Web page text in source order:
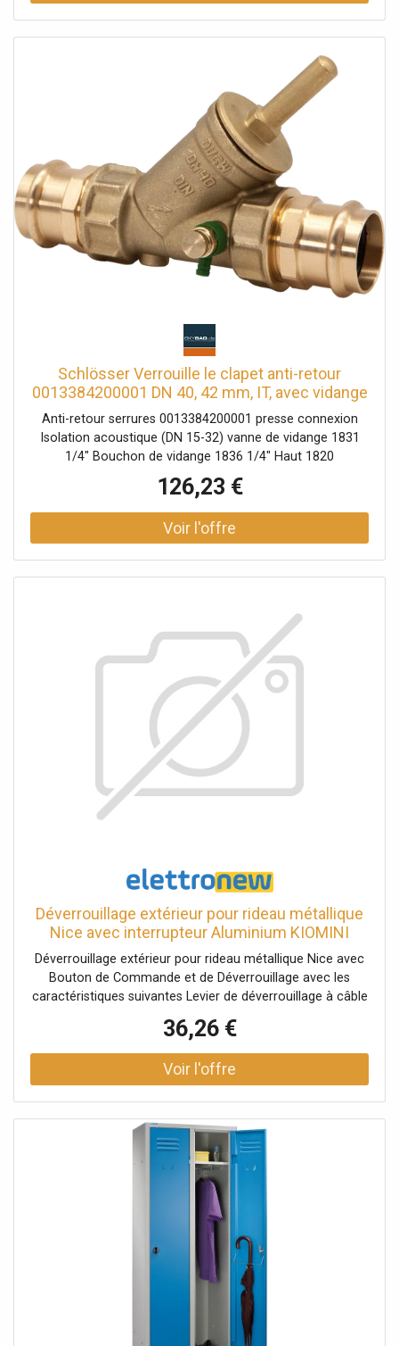
programmables 3 services et 2 utilisateurs Enregistrement
Schlösser Verrouille le clapet anti-retour
0013384200001 DN 40, 42 mm, IT, avec vidange
Anti-retour serrures 0013384200001 presse connexion
Isolation acoustique (DN 15-32) vanne de vidange 1831
1/4" Bouchon de vidange 1836 1/4" Haut 1820
126,23 €
Déverrouillage extérieur pour rideau métallique
Nice avec interrupteur Aluminium KIOMINI
Déverrouillage extérieur pour rideau métallique Nice avec
Bouton de Commande et de Déverrouillage avec les
caractéristiques suivantes Levier de déverrouillage à câble
ou centralisé d'un moteur monophaséCorps anti-
effraction en fonte d'aluminiumAccès au compartiment
par une trappe robuste avec serrure à cléGrâce à ses
dimensions réduites, il est simple et compact à installer 2
36,26 €